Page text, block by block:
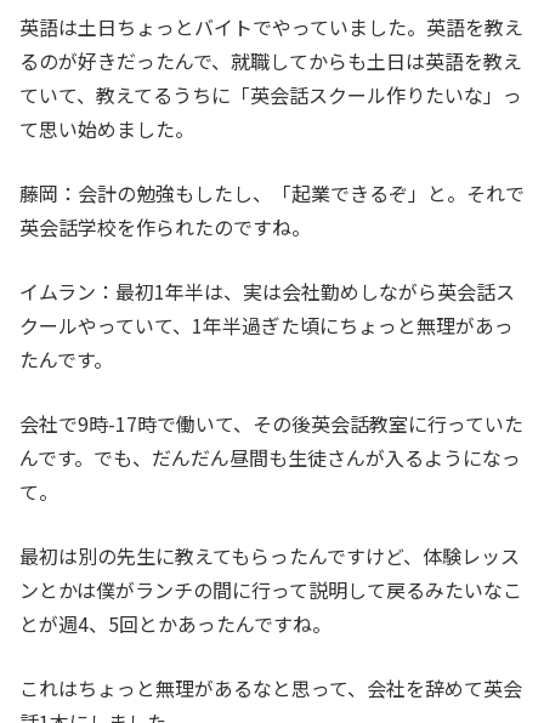
英語は土日ちょっとバイトでやっていました。英語を教え
るのが好きだったんで、就職してからも土日は英語を教え
ていて、教えてるうちに「英会話スクール作りたいな」っ
て思い始めました。
藤岡：会計の勉強もしたし、「起業できるぞ」と。それで
英会話学校を作られたのですね。
イムラン：最初1年半は、実は会社勤めしながら英会話ス
クールやっていて、1年半過ぎた頃にちょっと無理があっ
たんです。
会社で9時-17時で働いて、その後英会話教室に行っていた
んです。でも、だんだん昼間も生徒さんが入るようになっ
て。
最初は別の先生に教えてもらったんですけど、体験レッス
ンとかは僕がランチの間に行って説明して戻るみたいなこ
とが週4、5回とかあったんですね。
これはちょっと無理があるなと思って、会社を辞めて英会